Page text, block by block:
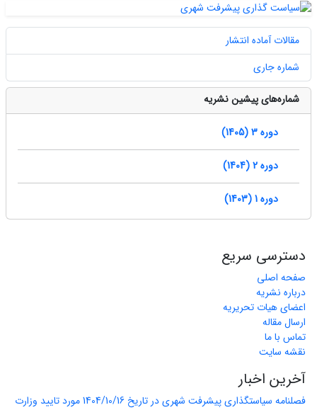
مقالات آماده انتشار
شماره جاری
شماره‌های پیشین نشریه
دوره 3 (1405)
دوره 2 (1404)
دوره 1 (1403)
دسترسی سریع
صفحه اصلی
درباره نشریه
اعضای هیات تحریریه
ارسال مقاله
تماس با ما
نقشه سایت
آخرین اخبار
فصلنامه سیاستگذاری پیشرفت شهری در تاریخ 1404/10/16 مورد تایید وزارت